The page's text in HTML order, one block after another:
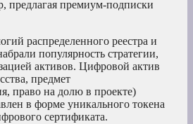
предлагая премиум-подписки
распределенного реестра и
популярность стратегии,
активов. Цифровой актив
предмет
право на долю в проекте)
в форме уникального токена
сертификата.